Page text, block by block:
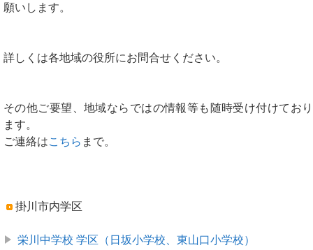
願いします。
詳しくは各地域の役所にお問合せください。
その他ご要望、地域ならではの情報等も随時受け付けており
ます。
ご連絡はこちら まで。
掛川市内学区
栄川中学校 学区（日坂小学校、東山口小学校）